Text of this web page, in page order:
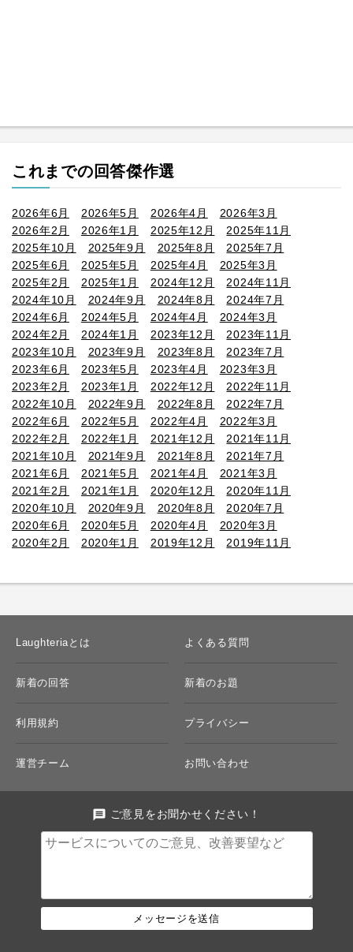
これまでの回答傑作選
2026年6月 2026年5月 2026年4月
2026年3月
2026年2月
2026年1月 2025年12月
2025年11月
2025年10月
2025年9月 2025年8月
2025年7月
2025年6月
2025年5月 2025年4月
2025年3月
2025年2月
2025年1月 2024年12月
2024年11月
2024年10月
2024年9月 2024年8月
2024年7月
2024年6月
2024年5月 2024年4月
2024年3月
2024年2月
2024年1月 2023年12月
2023年11月
2023年10月
2023年9月 2023年8月
2023年7月
2023年6月
2023年5月 2023年4月
2023年3月
2023年2月
2023年1月 2022年12月
2022年11月
2022年10月
2022年9月 2022年8月
2022年7月
2022年6月
2022年5月 2022年4月
2022年3月
2022年2月
2022年1月 2021年12月
2021年11月
2021年10月
2021年9月 2021年8月
2021年7月
2021年6月
2021年5月 2021年4月
2021年3月
2021年2月
2021年1月 2020年12月
2020年11月
2020年10月
2020年9月 2020年8月
2020年7月
2020年6月
2020年5月 2020年4月
2020年3月
2020年2月
2020年1月 2019年12月 2019年11月
Laughteriaとは よくある質問
新着の回答 新着のお題
利用規約 プライバシー
運営チーム お問い合わせ
message ご意見をお聞かせください！
メッセージを送信